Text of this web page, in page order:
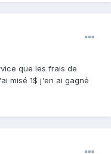
que les frais de
misé 1$ j'en ai gagné